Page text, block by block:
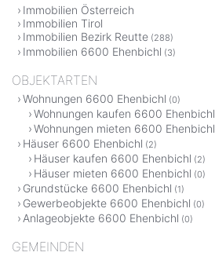
Immobilien Österreich
Immobilien Tirol
Immobilien Bezirk Reutte (288)
Immobilien 6600 Ehenbichl (3)
OBJEKTARTEN
Wohnungen 6600 Ehenbichl (0)
Wohnungen kaufen 6600 Ehenbichl
Wohnungen mieten 6600 Ehenbichl
Häuser 6600 Ehenbichl (2)
Häuser kaufen 6600 Ehenbichl (2)
Häuser mieten 6600 Ehenbichl (0)
Grundstücke 6600 Ehenbichl (1)
Gewerbeobjekte 6600 Ehenbichl (0)
Anlageobjekte 6600 Ehenbichl (0)
GEMEINDEN